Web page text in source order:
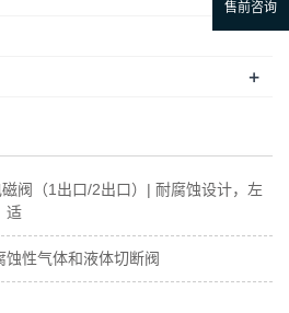
+
阀（1出口/2出口）| 耐腐蚀设计，左
适
性气体和液体切断阀